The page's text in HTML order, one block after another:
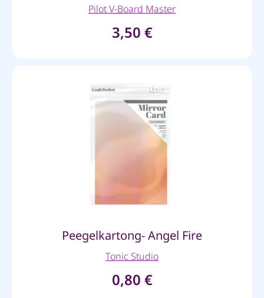
Pilot V-Board Master
3,50 €
Peegelkartong- Angel Fire
Tonic Studio
0,80 €